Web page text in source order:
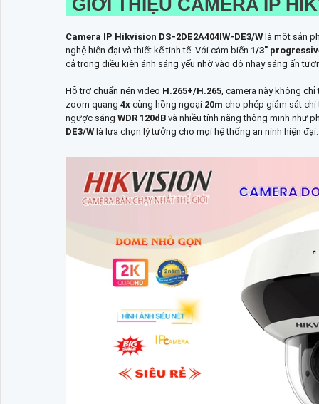
GIỚI THIỆU CAMERA IP
Camera IP Hikvision DS-2DE2A404IW-DE3/W là một sản
nghệ hiện đại và thiết kế tinh tế. Với cảm biến 1/3"
cả trong điều kiện ánh sáng yếu nhờ vào độ nhạy sáng ấn
Hỗ trợ chuẩn nén video H.265+/H.265, camera này không
zoom quang 4x cùng hồng ngoại 20m cho phép giám sát chi
ngược sáng WDR 120dB và nhiều tính năng thông minh như
DE3/W là lựa chọn lý tưởng cho mọi hệ thống an ninh hiện đại.